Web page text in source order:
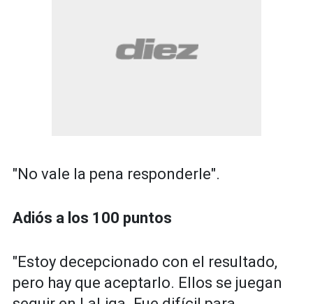
"No vale la pena responderle".
Adiós a los 100 puntos
"Estoy decepcionado con el resultado,
pero hay que aceptarlo. Ellos se juegan